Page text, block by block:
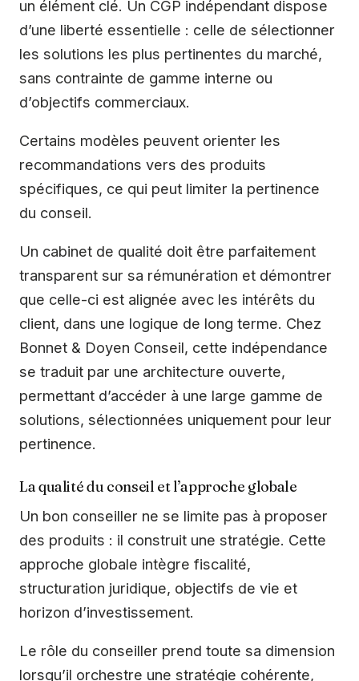
un élément clé. Un CGP indépendant dispose
d’une liberté essentielle : celle de sélectionner
les solutions les plus pertinentes du marché,
sans contrainte de gamme interne ou
d’objectifs commerciaux.
Certains modèles peuvent orienter les
recommandations vers des produits
spécifiques, ce qui peut limiter la pertinence
du conseil.
Un cabinet de qualité doit être parfaitement
transparent sur sa rémunération et démontrer
que celle-ci est alignée avec les intérêts du
client, dans une logique de long terme. Chez
Bonnet & Doyen Conseil, cette indépendance
se traduit par une architecture ouverte,
permettant d’accéder à une large gamme de
solutions, sélectionnées uniquement pour leur
pertinence.
La qualité du conseil et l’approche globale
Un bon conseiller ne se limite pas à proposer
des produits : il construit une stratégie. Cette
approche globale intègre fiscalité,
structuration juridique, objectifs de vie et
horizon d’investissement.
Le rôle du conseiller prend toute sa dimension
lorsqu’il orchestre une stratégie cohérente,